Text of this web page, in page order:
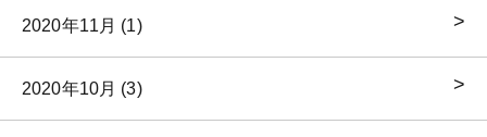
2020年11月 (1)
2020年10月 (3)